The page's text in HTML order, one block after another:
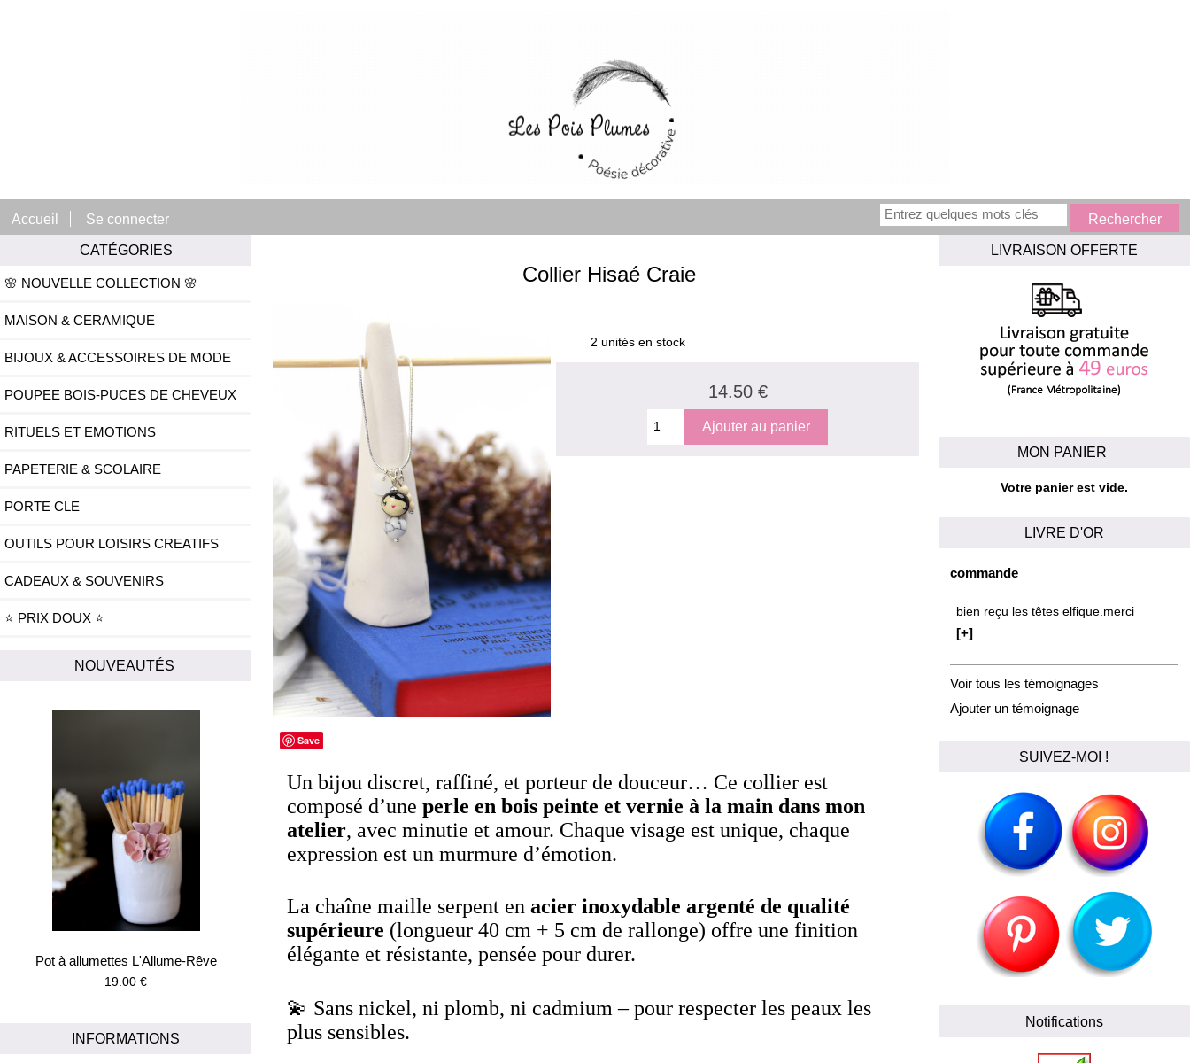
Accueil
Se connecter
CATÉGORIES
🌸 NOUVELLE COLLECTION 🌸
MAISON & CERAMIQUE
BIJOUX & ACCESSOIRES DE MODE
POUPEE BOIS-PUCES DE CHEVEUX
RITUELS ET EMOTIONS
PAPETERIE & SCOLAIRE
PORTE CLE
OUTILS POUR LOISIRS CREATIFS
CADEAUX & SOUVENIRS
⭐ PRIX DOUX ⭐
NOUVEAUTÉS
Pot à allumettes L'Allume-Rêve
19.00 €
INFORMATIONS
Collier Hisaé Craie
2 unités en stock
14.50 €
Save
Un bijou discret, raffiné, et porteur de douceur… Ce collier est
composé d’uneperle en bois peinte et vernie à la main dans mon
atelier, avec minutie et amour. Chaque visage est unique, chaque
expression est un murmure d’émotion.
La chaîne maille serpent enacier inoxydable argenté de qualité
supérieure (longueur 40 cm + 5 cm de rallonge) offre une finition
élégante et résistante, pensée pour durer.
💫 Sans nickel, ni plomb, ni cadmium – pour respecter les peaux les
plus sensibles.
LIVRAISON OFFERTE
MON PANIER
Votre panier est vide.
LIVRE D'OR
commande
bien reçu les têtes elfique.merci
[+]
Voir tous les témoignages
Ajouter un témoignage
SUIVEZ-MOI !
Notifications